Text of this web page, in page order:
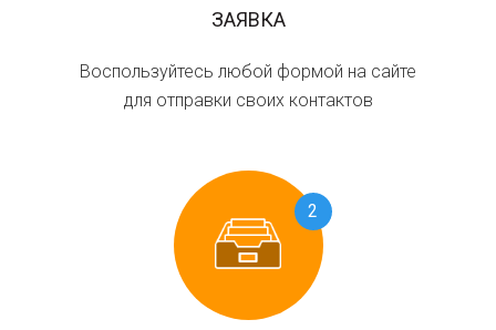
ЗАЯВКА
Воспользуйтесь любой формой на сайте
для отправки своих контактов
2